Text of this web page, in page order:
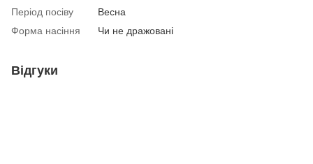
Період посіву
Весна
Форма насіння
Чи не дражовані
Відгуки